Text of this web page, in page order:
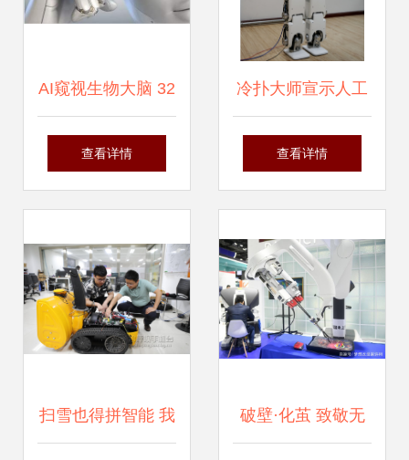
AI窥视生物大脑 32
腿机器人背后的仿
查看详情
冷扑大师宣示人工
智能大热，机器人
查看详情
扫雪也得拼智能 我 破壁·化茧 致敬无